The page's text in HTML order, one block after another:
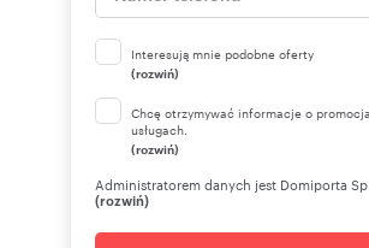
Interesują mnie podobne oferty
(rozwiń)
Chcę otrzymywać informacje o
usługach.
(rozwiń)
Administratorem danych jest Domiporta
(rozwiń)